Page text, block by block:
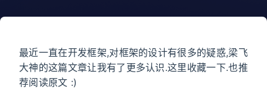
最近一直在开发框架,对框架的设计有很多的疑惑,梁飞
大神的这篇文章让我有了更多认识.这里收藏一下.也推
荐阅读原文 :)